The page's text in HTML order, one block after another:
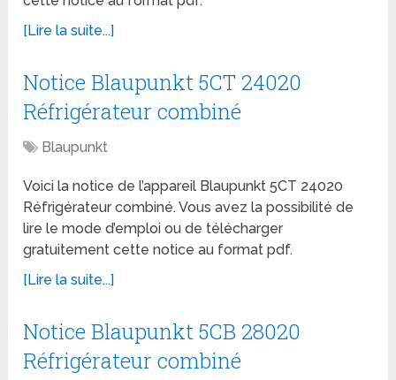
[Lire la suite...]
Notice Blaupunkt 5CT 24020
Réfrigérateur combiné
Blaupunkt
Voici la notice de l’appareil Blaupunkt 5CT 24020
Réfrigérateur combiné. Vous avez la possibilité de
lire le mode d’emploi ou de télécharger
gratuitement cette notice au format pdf.
[Lire la suite...]
Notice Blaupunkt 5CB 28020
Réfrigérateur combiné